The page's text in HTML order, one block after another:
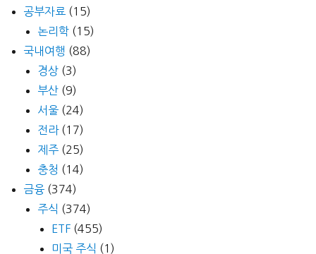
공부자료 (15)
논리학 (15)
국내여행 (88)
경상 (3)
부산 (9)
서울 (24)
전라(17)
제주 (25)
충청 (14)
금융 (374)
주식 (374)
ETF (455)
미국 주식 (1)